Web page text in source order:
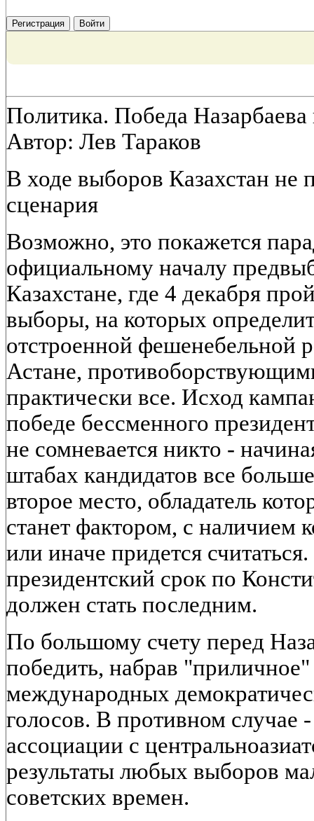
Регистрация Войти
Политика. Победа
Автор: Лев Тараков
В ходе выборов Казахстан не
сценария
Возможно, это покажется
официальному началу
Казахстане, где 4 декабря
выборы, на которых
отстроенной фешенебельной
Астане,
практически все. Исход
победе бессменного
не сомневается никто -
штабах кандидатов все
второе место, обладатель
станет фактором, с наличием
или иначе придется
президентский срок по
должен стать последним.
По большому счету перед
победить, набрав
международных
голосов. В противном случае
ассоциации с
результаты любых выборов
советских времен.